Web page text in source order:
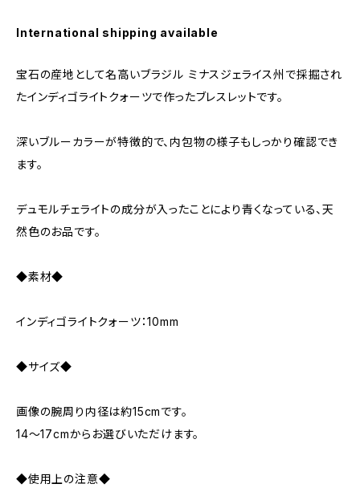
International shipping available
宝石の産地として名高いブラジル ミナスジェライス州で採掘され
たインディゴライトクォーツで作ったブレスレットです。
深いブルーカラーが特徴的で、内包物の様子もしっかり確認でき
ます。
デュモルチェライトの成分が入ったことにより青くなっている、天
然色のお品です。
◆素材◆
インディゴライトクォーツ：10mm
◆サイズ◆
画像の腕周り内径は約15cmです。
14～17cmからお選びいただけます。
◆使用上の注意◆